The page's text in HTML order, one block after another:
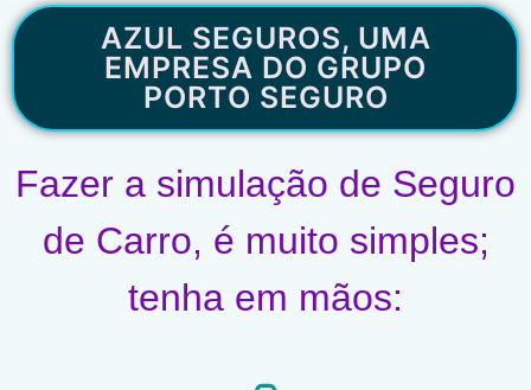
AZUL SEGUROS, UMA
EMPRESA DO GRUPO
PORTO SEGURO
Fazer a simulação de Seguro
de Carro, é muito simples;
tenha em mãos: